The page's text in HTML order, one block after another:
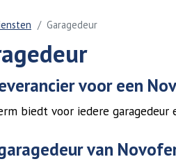
Garagedeur
voor een
biedt voor iedere garagedeur
van